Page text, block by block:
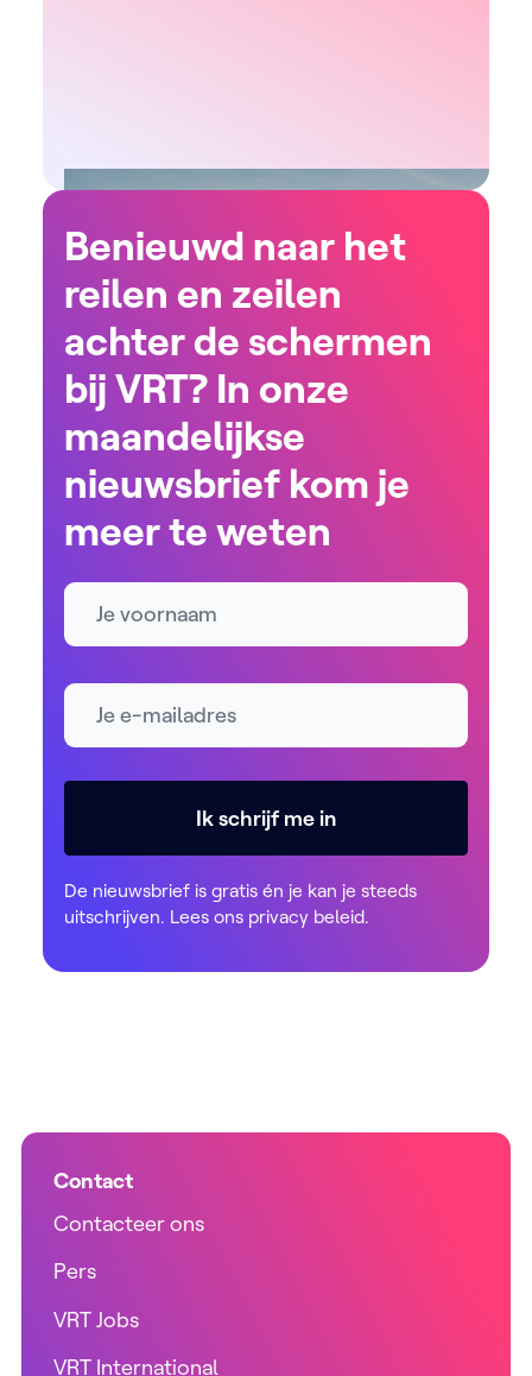
Benieuwd naar het
reilen en zeilen
achter de schermen
bij VRT? In onze
maandelijkse
nieuwsbrief kom je
meer te weten
Naam
E-mailadres *
Ik schrijf me in
De nieuwsbrief is gratis én je kan je steeds
uitschrijven. Lees ons privacy beleid.
Contact
Contacteer ons
Pers
VRT Jobs
VRT International